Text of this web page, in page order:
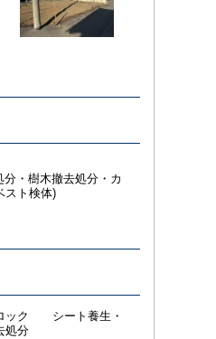
・樹木撤去処分・カ
スト検体)
ック シート養生・
処分